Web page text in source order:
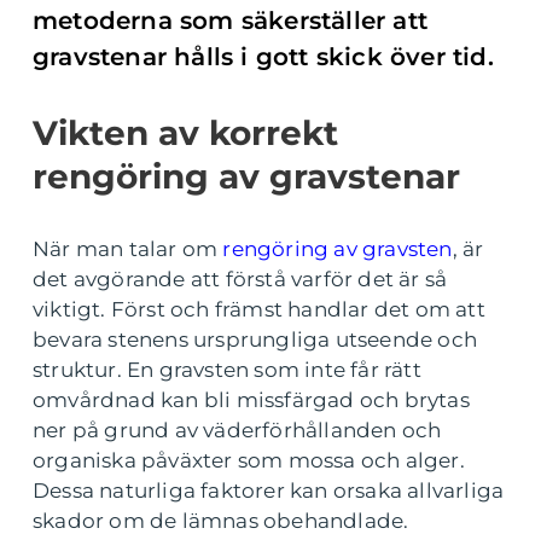
metoderna som säkerställer att
gravstenar hålls i gott skick över tid.
Vikten av korrekt
rengöring av gravstenar
När man talar om rengöring av gravsten, är
det avgörande att förstå varför det är så
viktigt. Först och främst handlar det om att
bevara stenens ursprungliga utseende och
struktur. En gravsten som inte får rätt
omvårdnad kan bli missfärgad och brytas
ner på grund av väderförhållanden och
organiska påväxter som mossa och alger.
Dessa naturliga faktorer kan orsaka allvarliga
skador om de lämnas obehandlade.